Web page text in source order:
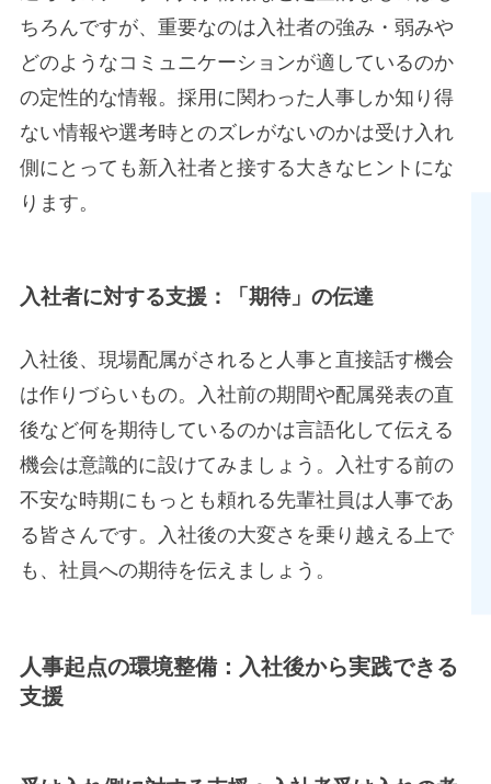
ちろんですが、重要なのは入社者の強み・弱みや
どのようなコミュニケーションが適しているのか
の定性的な情報。採用に関わった人事しか知り得
ない情報や選考時とのズレがないのかは受け入れ
側にとっても新入社者と接する大きなヒントにな
ります。
入社者に対する支援：「期待」の伝達
入社後、現場配属がされると人事と直接話す機会
は作りづらいもの。入社前の期間や配属発表の直
後など何を期待しているのかは言語化して伝える
機会は意識的に設けてみましょう。入社する前の
不安な時期にもっとも頼れる先輩社員は人事であ
る皆さんです。入社後の大変さを乗り越える上で
も、社員への期待を伝えましょう。
人事起点の環境整備： 入社後から実践できる
支援